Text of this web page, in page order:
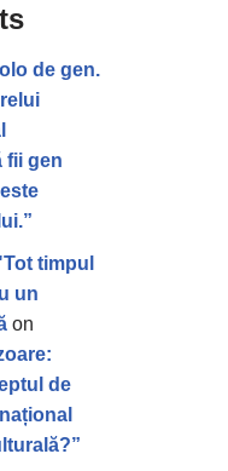
de gen.
fii gen
timpul
un
on
de